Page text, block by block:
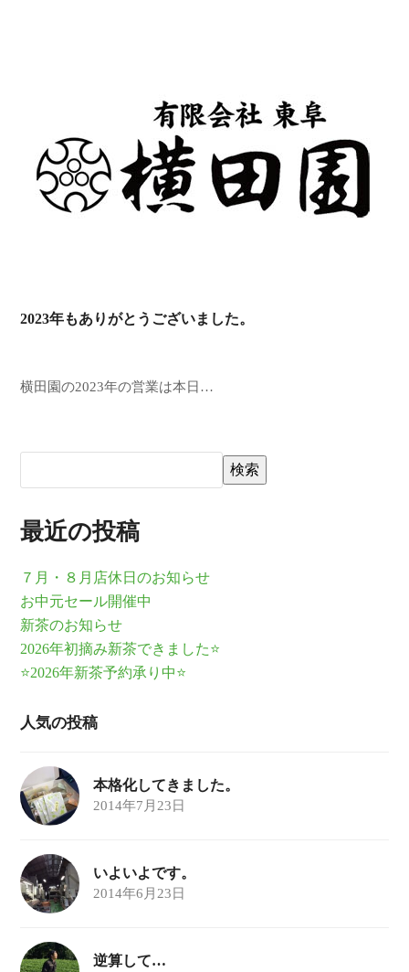
2023年もありがとうございました。
横田園の2023年の営業は本日…
検索
最近の投稿
７月・８月店休日のお知らせ
お中元セール開催中
新茶のお知らせ
2026年初摘み新茶できました⭐
⭐2026年新茶予約承り中⭐
人気の投稿
本格化してきました。
2014年7月23日
いよいよです。
2014年6月23日
逆算して…